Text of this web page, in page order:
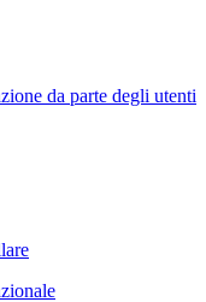
da parte degli utenti